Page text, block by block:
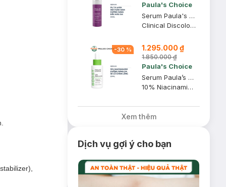
Paula's Choice
Serum Paula's Choice Làm Mờ Thâm Nám Và Đều Màu Da 30ml
Clinical Discoloration Repair Serum
-30% 1.295.000 ₫
1.850.000 ₫
Paula's Choice
Serum Paula’s Choice Sáng Da, Giúp Se Lỗ Chân Lông 20ml
10% Niacinamide Booster
Xem thêm
Dịch vụ gợi ý cho bạn